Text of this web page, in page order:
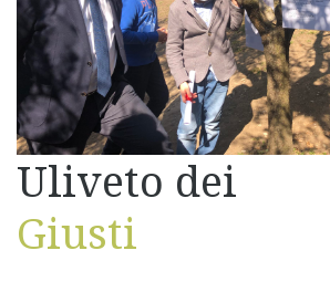
Uliveto dei
Giusti